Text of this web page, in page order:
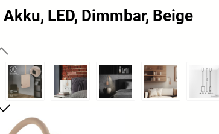
LED, Dimmbar, Beige